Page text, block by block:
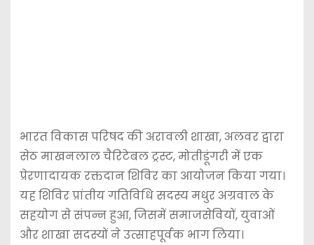
भारत विकास परिषद की अरावली शाखा, अलवर द्वारा
सेठ माखनलाल चैरिटेबल ट्रस्ट, मोतीडूंगरी में एक
प्रेरणादायक रक्तदान शिविर का आयोजन किया गया।
यह शिविर प्रांतीय गतिविधि सदस्य मधुर अग्रवाल के
सहयोग से संपन्न हुआ, जिसमें समाजसेवियों, युवाओं
और शाखा सदस्यों ने उत्साहपूर्वक भाग लिया।